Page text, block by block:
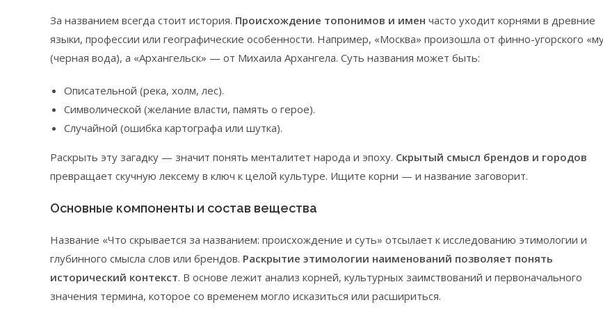
За названием всегда стоит история. Происхождение топонимов и имен часто уходит корнями в древние
языки, профессии или географические особенности. Например, «Москва» произошла от финно-угорского
(черная вода), а «Архангельск» — от Михаила Архангела. Суть названия может быть:
Описательной (река, холм, лес).
Символической (желание власти, память о герое).
Случайной (ошибка картографа или шутка).
Раскрыть эту загадку — значит понять менталитет народа и эпоху. Скрытый смысл брендов и городов
превращает скучную лексему в ключ к целой культуре. Ищите корни — и название заговорит.
Основные компоненты и состав вещества
Название «Что скрывается за названием: происхождение и суть» отсылает к исследованию этимологии и
глубинного смысла слов или брендов. Раскрытие этимологии наименований позволяет понять
исторический контекст. В основе лежит анализ корней, культурных заимствований и первоначального
значения термина, которое со временем могло исказиться или расшириться.